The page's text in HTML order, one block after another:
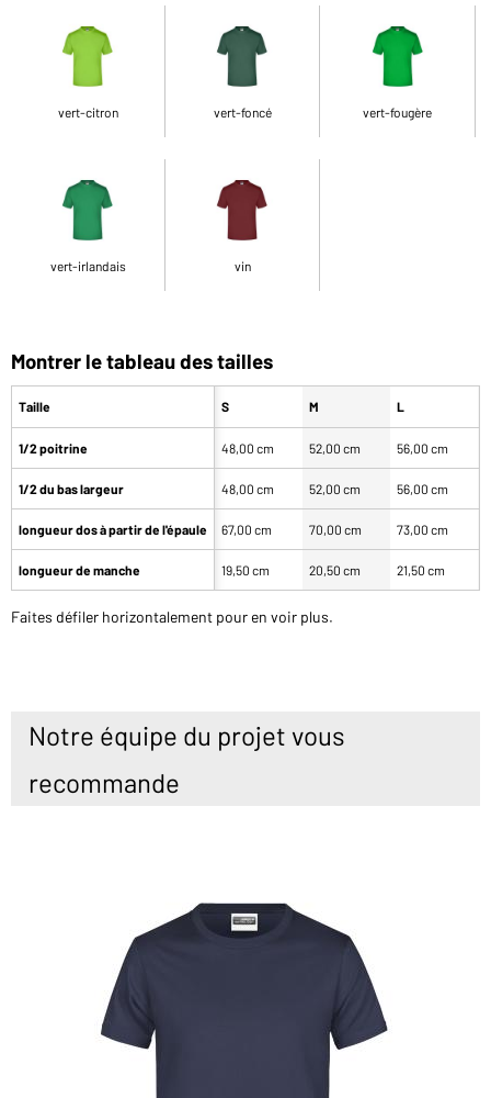
vert-citron vert-foncé vert-fougère
vert-irlandais vin
Montrer le tableau des tailles
Taille
1/2 poitrine
1/2 du bas largeur
longueur dos à partir de l'épaule
longueur de manche
S M L
48,00 cm 52,00 cm 56,00 cm
48,00 cm 52,00 cm 56,00 cm
67,00 cm 70,00 cm 73,00 cm
19,50 cm 20,50 cm 21,50 cm
Faites défiler horizontalement pour en voir plus.
Notre équipe du projet vous
recommande